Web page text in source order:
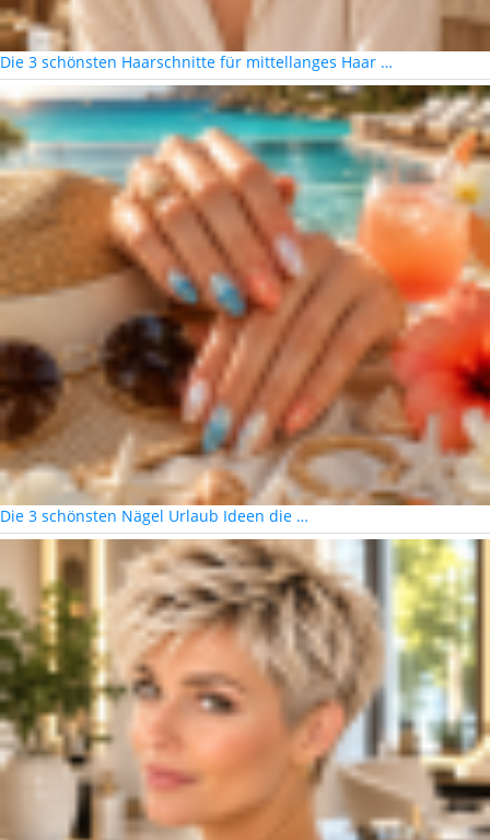
Die 3 schönsten Haarschnitte für mittellanges Haar …
Die 3 schönsten Nägel Urlaub Ideen die …